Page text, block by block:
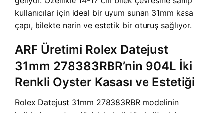
kullanıcılar için ideal bir uyum sunan 31mm kasa
çapı, bilekte narin ve estetik bir oturuş sağlıyor.
ARF Üretimi Rolex Datejust
31mm 278383RBR’nin 904L İki
Renkli Oyster Kasası ve Estetiği
Rolex Datejust 31mm 278383RBR modelinin